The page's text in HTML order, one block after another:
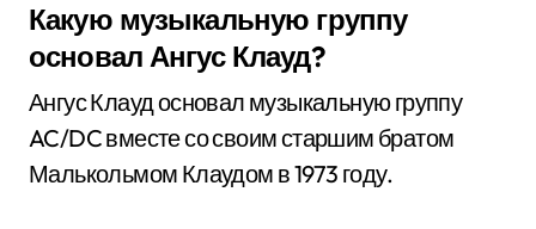
Какую музыкальную группу
основал Ангус Клауд?
Ангус Клауд основал музыкальную группу
AC/DC вместе со своим старшим братом
Малькольмом Клаудом в 1973 году.